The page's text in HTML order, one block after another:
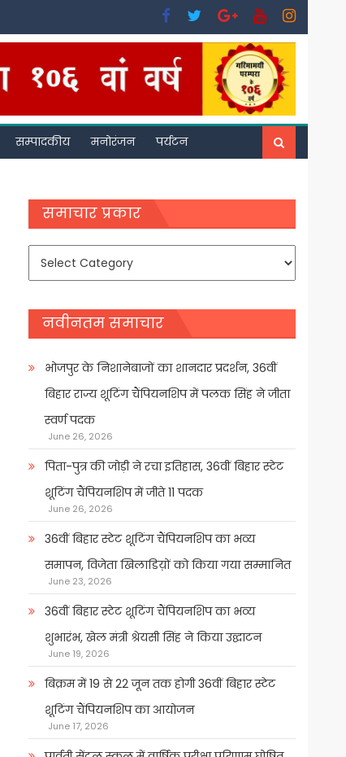
सम्पादकीय मनोरंजन पर्यटन
समाचार प्रकार
समाचार
नवीनतम समाचार
भोजपुर के निशानेबाजों का शानदार प्रदर्शन, 36वीं
बिहार राज्य शूटिंग चैंपियनशिप में पलक सिंह ने जीता
स्वर्ण पदक
June 26, 2026
पिता-पुत्र की जोड़ी ने रचा इतिहास, 36वीं बिहार स्टेट
शूटिंग चैंपियनशिप में जीते 11 पदक
June 26, 2026
36वीं बिहार स्टेट शूटिंग चैंपियनशिप का भव्य
समापन, विजेता खिलाडिय़ों को किया गया सम्मानित
June 23, 2026
36वीं बिहार स्टेट शूटिंग चैंपियनशिप का भव्य
शुभारंभ, खेल मंत्री श्रेयसी सिंह ने किया उद्घाटन
June 19, 2026
बिक्रम में 19 से 22 जून तक होगी 36वीं बिहार स्टेट
शूटिंग चैंपियनशिप का आयोजन
June 17, 2026